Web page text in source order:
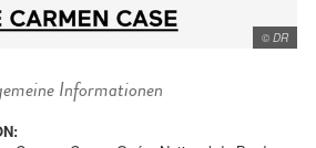
© DR
Informationen